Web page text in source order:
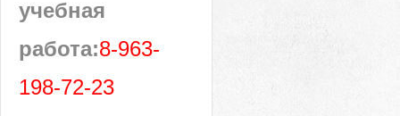
учебная
работа:8-963-
198-72-23